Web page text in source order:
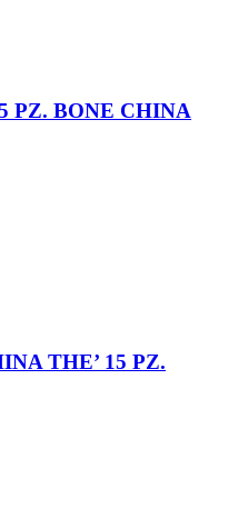
PZ. BONE CHINA
THE’ 15 PZ.